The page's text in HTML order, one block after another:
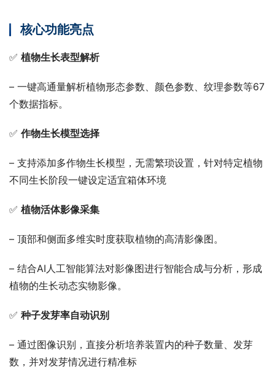
核心功能亮点
✅ 植物生长表型解析
– 一键高通量解析植物形态参数、颜色参数、纹理参数等67
个数据指标。
✅ 作物生长模型选择
– 支持添加多作物生长模型，无需繁琐设置，针对特定植物
不同生长阶段一键设定适宜箱体环境
✅ 植物活体影像采集
– 顶部和侧面多维实时度获取植物的高清影像图。
– 结合AI人工智能算法对影像图进行智能合成与分析，形成
植物的生长动态实物影像。
✅ 种子发芽率自动识别
– 通过图像识别，直接分析培养装置内的种子数量、发芽
数，并对发芽情况进行精准标